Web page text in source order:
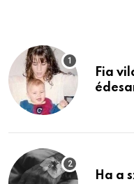
Fia
Ha a